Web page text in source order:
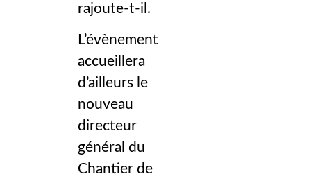
rajoute-t-il.
L’évènement
accueillera
d’ailleurs le
nouveau
directeur
général du
Chantier de